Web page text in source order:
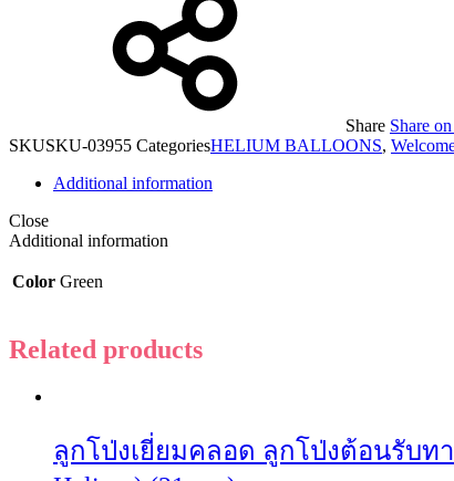
Share Share
SKUSKU-03955 CategoriesHELIUM BALLOONS,
Additional information
Close
Additional information
Color Green
Related products
ลูกโป่งเยี่ยมคลอด ลูกโป่งต้อนรับทาร